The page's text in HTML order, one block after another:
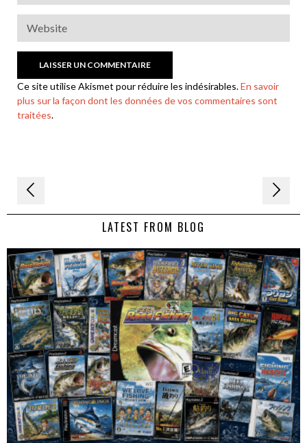
Ce site utilise Akismet pour réduire les indésirables.En savoir
plus sur la façon dont les données de vos commentaires sont
traitées.
Navigation
de LATEST FROM BLOG